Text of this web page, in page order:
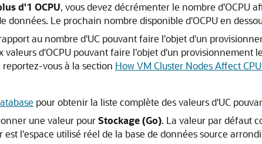
d'1 OCPU, vous devez décrémenter le nombre d'OCPU
données. Le prochain nombre disponible d'OCPU en
au nombre d'UC pouvant faire l'objet d'un
d'OCPU pouvant faire l'objet d'un provisionnement
vous à la section How VM Cluster Nodes Affect
pour obtenir la liste complète des valeurs d'UC
une valeur pourStockage (Go). La valeur par défaut
l'espace utilisé réel de la base de données source